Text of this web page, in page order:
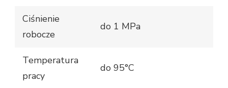
Ciśnienie
robocze
do 1 MPa
Temperatura
pracy
do 95°C